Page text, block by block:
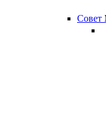
Совет